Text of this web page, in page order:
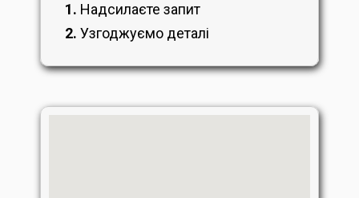
1. Надсилаєте запит
2. Узгоджуємо деталі